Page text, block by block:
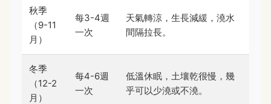
秋季
（9-11
月）
每3-4週
一次
天氣轉涼，生長減緩，澆水
間隔拉長。
冬季
（12-2
月）
每4-6週
一次
低溫休眠，土壤乾很慢，幾
乎可以少澆或不澆。